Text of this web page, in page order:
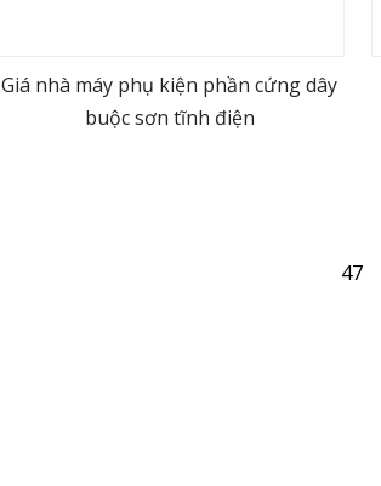
view more
Giá nhà máy phụ kiện phần cứng dây
buộc sơn tĩnh điện
47